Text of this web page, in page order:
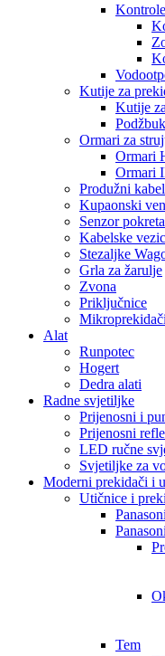
Kutije za
Kutije
Ormari za
Ormari
Ormari
Produžni kabel
Kupaonski
Senzor pokreta
Kabelske
Stezaljke
Grla za žarulje
Zvona
Priključnice
Mikroprekidači
Alat
Runpotec
Hogert
Dedra alati
Radne svjetiljke
Prijenosni i
Prijenosni
LED ručne
Svjetiljke za
Moderni prekidači i
Utičnice i
Tem